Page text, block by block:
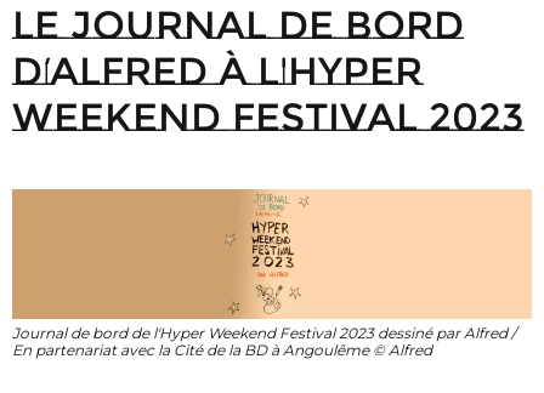
Le journal de bord
d’Alfred à l'Hyper
Weekend Festival 2023
Journal de bord de l'Hyper Weekend Festival 2023 dessiné par Alfred /
En partenariat avec la Cité de la BD à Angoulême © Alfred